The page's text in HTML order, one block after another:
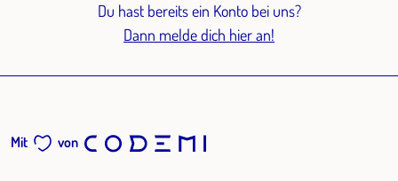
Du hast bereits ein Konto bei uns?
Dann melde dich hier an!
Mit von